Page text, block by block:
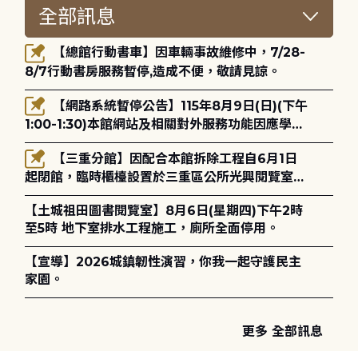
8/7行動書房服務暫停,造成不便，敬請見諒。
1:00-1:30)本館網站及相關對外服務功能因應學術
網路升級更新將暫停服務。
起閉館，臨時櫃檯設置於三重區公所光興閱覽室，
造成不便，敬請見諒。
【土城祖田圖書閱覽室】8月6日(星期四)下午2時
至5時 地下室排水工程施工，廁所全面停用。
【宣導】2026城鎮韌性演習，你我一起守護民主
家園。
更多 全部訊息